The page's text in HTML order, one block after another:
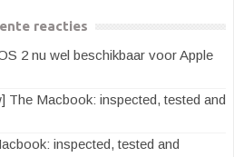
reacties
2 nu wel beschikbaar voor Apple
The Macbook: inspected, tested and
inspected, tested and